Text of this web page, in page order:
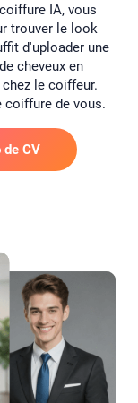
IA, vous
trouver le look
d'uploader une
cheveux en
le coiffeur.
coiffure de vous.
de CV